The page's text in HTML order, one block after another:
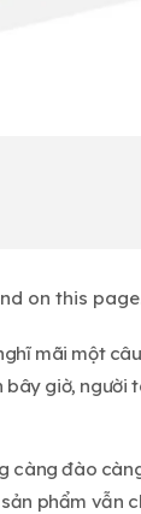
on this
mãi một
bây giờ, người
càng đào
phẩm vẫn